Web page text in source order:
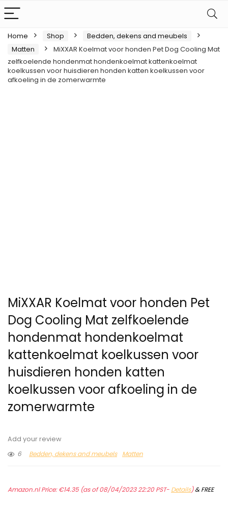
Home Shop
Bedden, dekens and meubels
Matten
MiXXAR Koelmat voor honden Pet Dog Cooling Mat
zelfkoelende hondenmat hondenkoelmat kattenkoelmat
koelkussen voor huisdieren honden katten koelkussen voor
afkoeling in de zomerwarmte
MiXXAR Koelmat voor honden Pet
Dog Cooling Mat zelfkoelende
hondenmat hondenkoelmat
kattenkoelmat koelkussen voor
huisdieren honden katten
koelkussen voor afkoeling in de
zomerwarmte
Add your review
6
Bedden, dekens and meubels Matten
Amazon.nl Price:€14.35(as of 08/04/2023 22:20 PST- Details)&FREE